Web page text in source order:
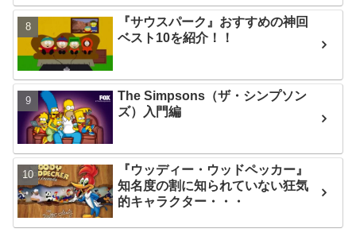
『サウスパーク』おすすめの神回
ベスト10を紹介！！
The Simpsons（ザ・シンプソン
ズ）入門編
『ウッディー・ウッドペッカー』
知名度の割に知られていない狂気
的キャラクター・・・